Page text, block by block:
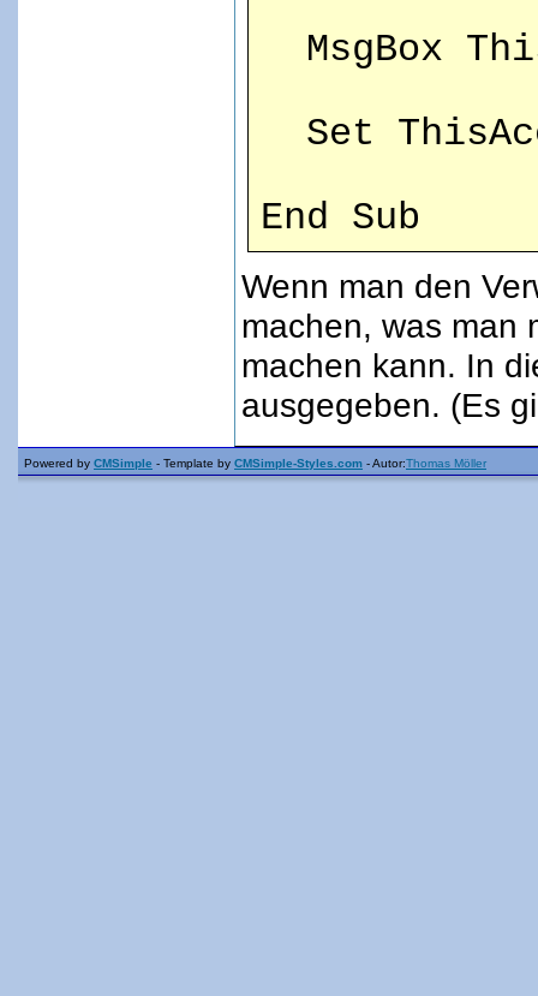
MsgBox
Set
End Sub
Wenn man den
machen, was man
machen kann. In
ausgegeben. (Es
Powered by CMSimple - Template by CMSimple-Styles.com - Autor:Thomas Möller